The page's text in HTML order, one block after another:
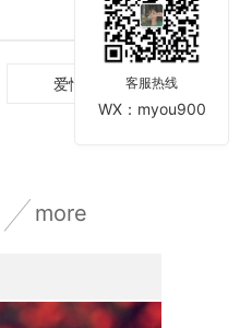
爱情故事
more
客服热线
WX：myou900